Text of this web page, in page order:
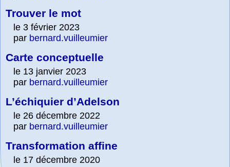
Trouver le mot
le 3 février 2023
par bernard.vuilleumier
Carte conceptuelle
le 13 janvier 2023
par bernard.vuilleumier
L’échiquier d’Adelson
le 26 décembre 2022
par bernard.vuilleumier
Transformation affine
le 17 décembre 2020